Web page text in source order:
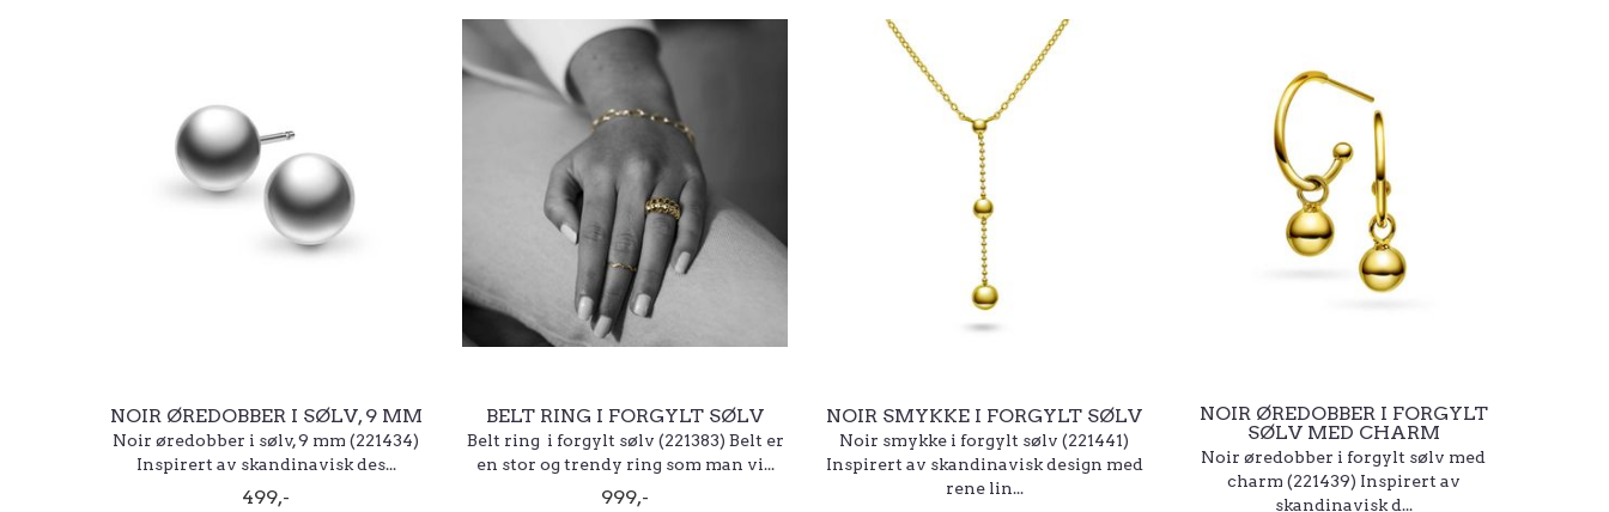
NOIR ØREDOBBER I SØLV, 9 MM
Noir øredobber i sølv, 9 mm (221434)
Inspirert av skandinavisk des...
499,-
BELT RING I FORGYLT SØLV
Belt ring i forgylt sølv (221383) Belt er
en stor og trendy ring som man vi...
999,-
NOIR SMYKKE I FORGYLT SØLV
Noir smykke i forgylt sølv (221441)
Inspirert av skandinavisk design med
rene lin...
NOIR ØREDOBBER I FORGYLT
SØLV MED CHARM
Noir øredobber i forgylt sølv med
charm (221439) Inspirert av
skandinavisk d...